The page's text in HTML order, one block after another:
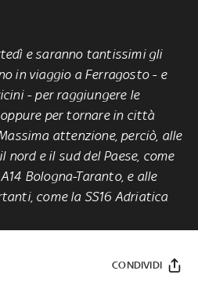
e saranno tantissimi gli
in viaggio a Ferragosto - e
- per raggiungere le
per tornare in città
attenzione, perciò, alle
e il sud del Paese, come
Bologna-Taranto, e alle
come la SS16 Adriatica
CONDIVIDI